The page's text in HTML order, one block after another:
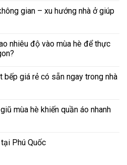
gian – xu hướng nhà ở giúp
nhiêu độ vào mùa hè để thực
bếp giá rẻ có sẵn ngay trong nhà
mùa hè khiến quần áo nhanh
Phú Quốc